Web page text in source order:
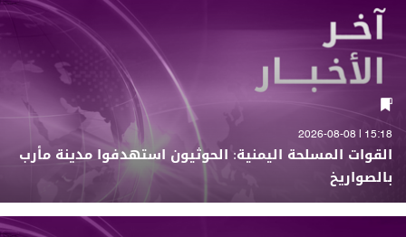
15:18 | 2026-08-08
القوات المسلحة اليمنية: الحوثيون استهدفوا مدينة مأرب
بالصواريخ